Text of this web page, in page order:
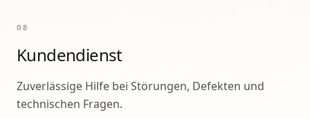
08
Kundendienst
Zuverlässige Hilfe bei Störungen, Defekten und
technischen Fragen.